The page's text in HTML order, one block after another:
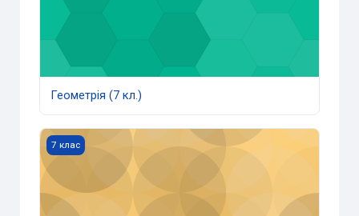
Геометрія (7 кл.)
Зарубіжна література (7 клас)
7 клас